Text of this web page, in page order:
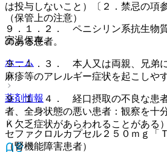
（保管上の注意）
室温保存。
ホーム
薬剤情報
セファクロルカプセル２５０ｍｇ「
は投与しないこと）〔２．禁忌の項
９．１．２． ペニシリン系抗生物
のある患者。
９．１．３． 本人又は両親、兄弟
麻疹等のアレルギー症状を起こしや
９．１．４． 経口摂取の不良な患
者、全身状態の悪い患者：観察を十
Ｋ欠乏症状があらわれることがある）
（腎機能障害患者）